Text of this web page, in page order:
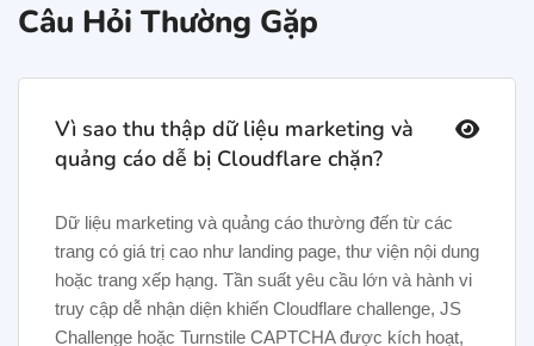
Câu Hỏi Thường Gặp
Vì sao thu thập dữ liệu marketing và
quảng cáo dễ bị Cloudflare chặn?
Dữ liệu marketing và quảng cáo thường đến từ các
trang có giá trị cao như landing page, thư viện nội dung
hoặc trang xếp hạng. Tần suất yêu cầu lớn và hành vi
truy cập dễ nhận diện khiến Cloudflare challenge, JS
Challenge hoặc Turnstile CAPTCHA được kích hoạt,